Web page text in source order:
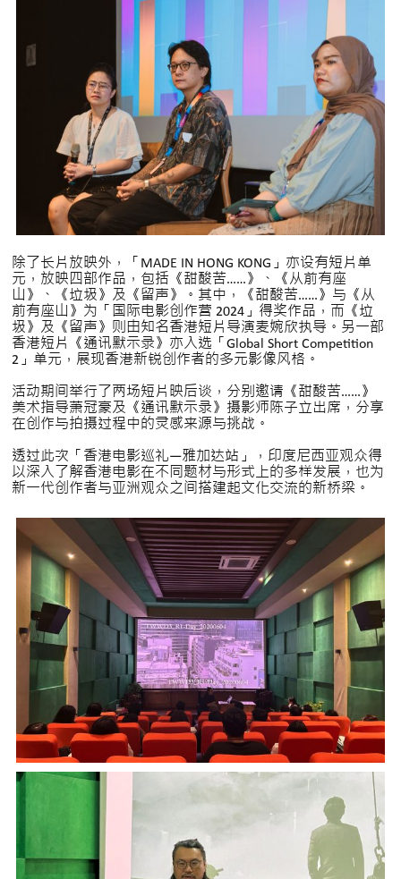
除了长片放映外，「MADE IN HONG KONG」亦设有短片单
元，放映四部作品，包括《甜酸苦……》、《从前有座
山》、《垃圾》及《留声》。其中，《甜酸苦……》与《从
前有座山》为「国际电影创作营 2024」得奖作品，而《垃
圾》及《留声》则由知名香港短片导演麦婉欣执导。另一部
香港短片《通讯默示录》亦入选「Global Short Competition
2」单元，展现香港新锐创作者的多元影像风格。
活动期间举行了两场短片映后谈，分别邀请《甜酸苦……》
美术指导萧冠豪及《通讯默示录》摄影师陈子立出席，分享
在创作与拍摄过程中的灵感来源与挑战。
透过此次「香港电影巡礼—雅加达站」，印度尼西亚观众得
以深入了解香港电影在不同题材与形式上的多样发展，也为
新一代创作者与亚洲观众之间搭建起文化交流的新桥梁。